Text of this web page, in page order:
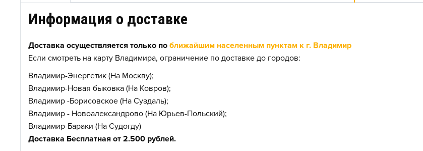
Информация о доставке
Доставка осуществляется только по ближайшим населенным пунктам к г. Владимир
Если смотреть на карту Владимира, ограничение по доставке до городов:
Владимир-Энергетик (На Москву);
Владимир-Новая быковка (На Ковров);
Владимир -Борисовское (На Суздаль);
Владимир - Новоалександрово (На Юрьев-Польский);
Владимир-Бараки (На Судогду)
Доставка Бесплатная от 2.500 рублей.